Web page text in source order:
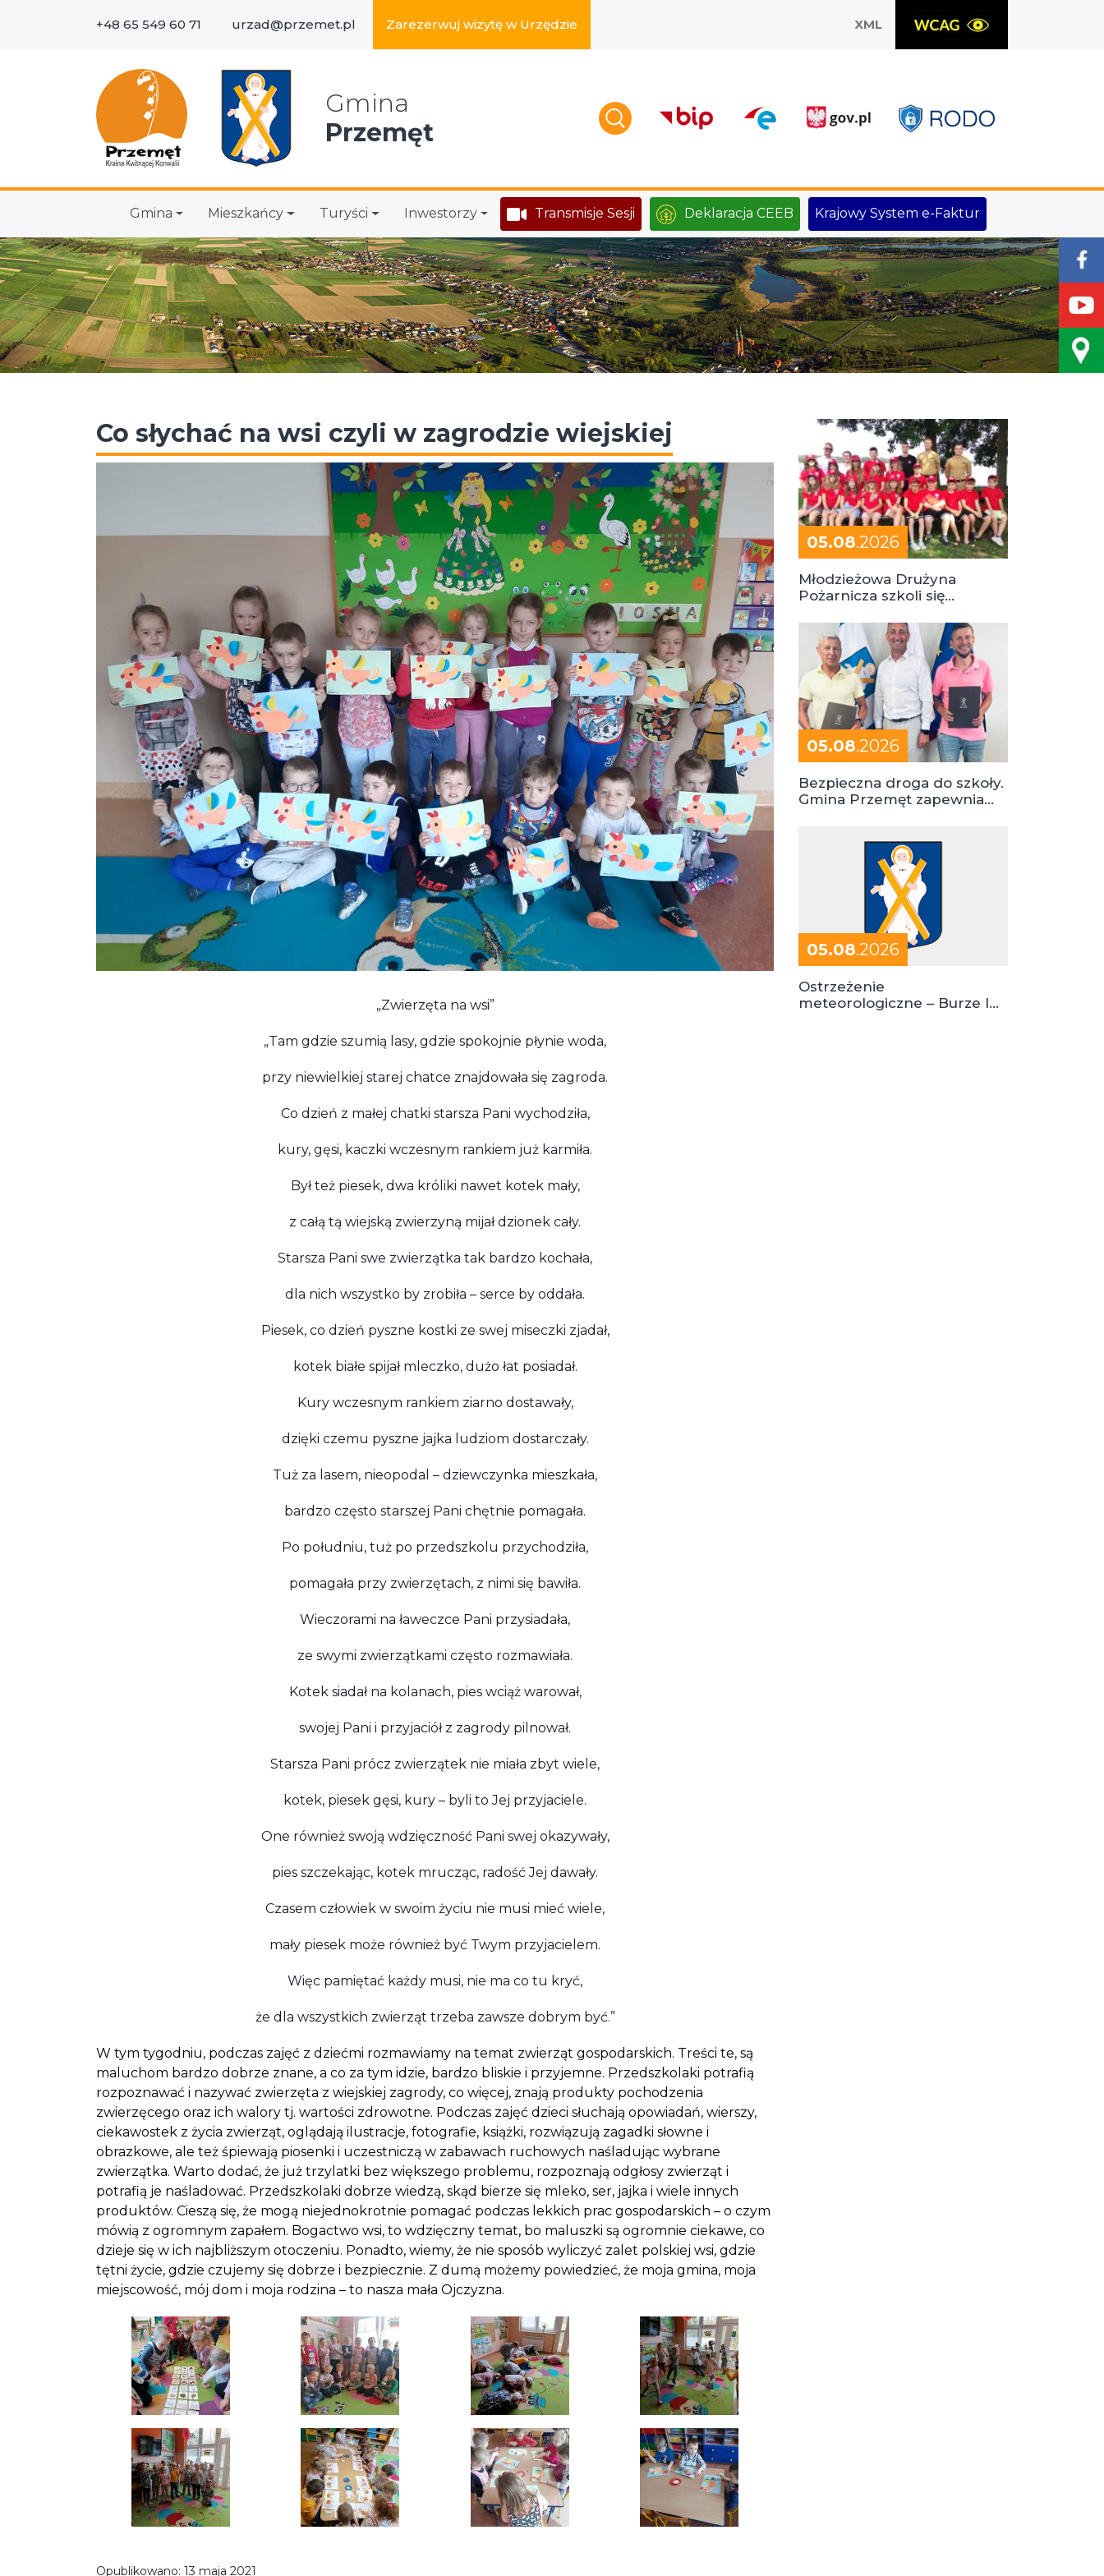
+48 65 549 60 71 urzad@przemet.pl Zarezerwuj wizytę w Urzędzie XML
Gmina
Przemęt
Gmina Mieszkańcy Turyści Inwestorzy Transmisje Sesji Deklaracja CEEB Krajowy System e-Faktur
Co słychać na wsi czyli w zagrodzie wiejskiej
„Zwierzęta na wsi”
„Tam gdzie szumią lasy, gdzie spokojnie płynie woda,
przy niewielkiej starej chatce znajdowała się zagroda.
Co dzień z małej chatki starsza Pani wychodziła,
kury, gęsi, kaczki wczesnym rankiem już karmiła.
Był też piesek, dwa króliki nawet kotek mały,
z całą tą wiejską zwierzyną mijał dzionek cały.
Starsza Pani swe zwierzątka tak bardzo kochała,
dla nich wszystko by zrobiła – serce by oddała.
Piesek, co dzień pyszne kostki ze swej miseczki zjadał,
kotek białe spijał mleczko, dużo łat posiadał.
Kury wczesnym rankiem ziarno dostawały,
dzięki czemu pyszne jajka ludziom dostarczały.
Tuż za lasem, nieopodal – dziewczynka mieszkała,
bardzo często starszej Pani chętnie pomagała.
Po południu, tuż po przedszkolu przychodziła,
pomagała przy zwierzętach, z nimi się bawiła.
Wieczorami na ławeczce Pani przysiadała,
ze swymi zwierzątkami często rozmawiała.
Kotek siadał na kolanach, pies wciąż warował,
swojej Pani i przyjaciół z zagrody pilnował.
Starsza Pani prócz zwierzątek nie miała zbyt wiele,
kotek, piesek gęsi, kury – byli to Jej przyjaciele.
One również swoją wdzięczność Pani swej okazywały,
pies szczekając, kotek mrucząc, radość Jej dawały.
Czasem człowiek w swoim życiu nie musi mieć wiele,
mały piesek może również być Twym przyjacielem.
Więc pamiętać każdy musi, nie ma co tu kryć,
że dla wszystkich zwierząt trzeba zawsze dobrym być.”
W tym tygodniu, podczas zajęć z dziećmi rozmawiamy na temat zwierząt gospodarskich. Treści te, są
maluchom bardzo dobrze znane, a co za tym idzie, bardzo bliskie i przyjemne. Przedszkolaki potrafią
rozpoznawać i nazywać zwierzęta z wiejskiej zagrody, co więcej, znają produkty pochodzenia
zwierzęcego oraz ich walory tj. wartości zdrowotne. Podczas zajęć dzieci słuchają opowiadań, wierszy,
ciekawostek z życia zwierząt, oglądają ilustracje, fotografie, książki, rozwiązują zagadki słowne i
obrazkowe, ale też śpiewają piosenki i uczestniczą w zabawach ruchowych naśladując wybrane
zwierzątka. Warto dodać, że już trzylatki bez większego problemu, rozpoznają odgłosy zwierząt i
potrafią je naśladować. Przedszkolaki dobrze wiedzą, skąd bierze się mleko, ser, jajka i wiele innych
produktów. Cieszą się, że mogą niejednokrotnie pomagać podczas lekkich prac gospodarskich – o czym
mówią z ogromnym zapałem. Bogactwo wsi, to wdzięczny temat, bo maluszki są ogromnie ciekawe, co
dzieje się w ich najbliższym otoczeniu. Ponadto, wiemy, że nie sposób wyliczyć zalet polskiej wsi, gdzie
tętni życie, gdzie czujemy się dobrze i bezpiecznie. Z dumą możemy powiedzieć, że moja gmina, moja
miejscowość, mój dom i moja rodzina – to nasza mała Ojczyzna.
Opublikowano: 13 maja 2021
05.08.2026
Młodzieżowa Drużyna
Pożarnicza szkoli się
05.08.2026
Bezpieczna droga do szkoły.
Gmina Przemęt zapewnia
05.08.2026
Ostrzeżenie
meteorologiczne – Burze I
Wyszukaj w serwisie